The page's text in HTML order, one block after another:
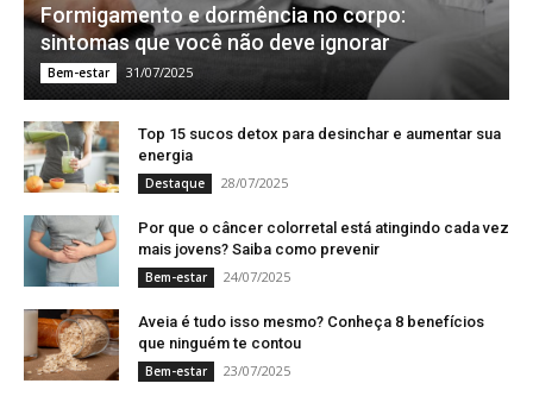
Formigamento e dormência no corpo:
sintomas que você não deve ignorar
Bem-estar 31/07/2025
Top 15 sucos detox para desinchar e aumentar sua
energia
Destaque 28/07/2025
Por que o câncer colorretal está atingindo cada vez
mais jovens? Saiba como prevenir
Bem-estar 24/07/2025
Aveia é tudo isso mesmo? Conheça 8 benefícios
que ninguém te contou
Bem-estar 23/07/2025